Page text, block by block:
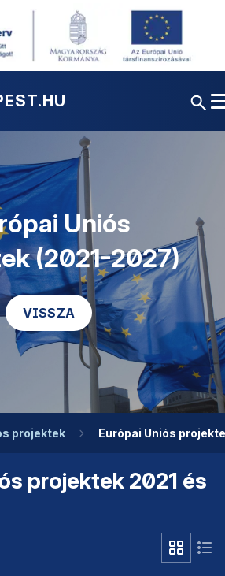
Uniós
(2021-2027)
VISSZA
projektek Európai Uniós
projektek 2021 és